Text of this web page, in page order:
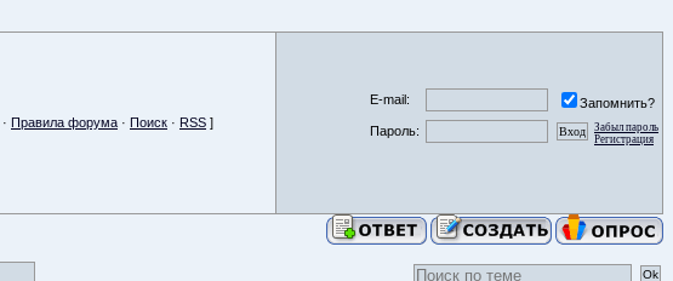
· Правила форума · Поиск · RSS ]
E-mail:
Запомнить?
Пароль:
Забыл пароль
Регистрация